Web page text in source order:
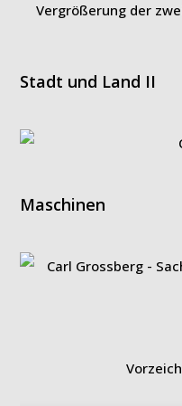
Vergrößerung der
Stadt und Land II
Maschinen